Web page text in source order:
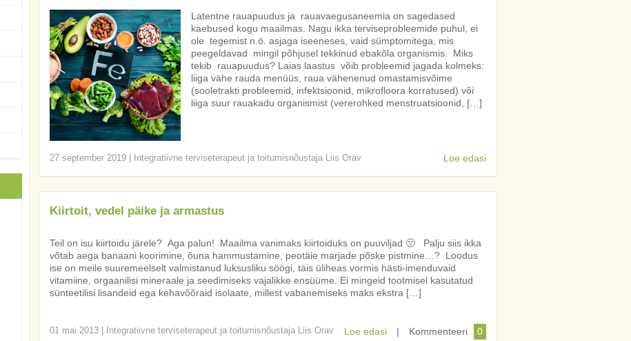
Latentne rauapuudus ja rauavaegusaneemia on sagedased
kaebused kogu maailmas. Nagu ikka terviseprobleemide puhul, ei
ole tegemist n.ö. asjaga iseeneses, vaid sümptomitega, mis
peegeldavad mingil põhjusel tekkinud ebakõla organismis. Miks
tekib rauapuudus? Laias laastus võib probleemid jagada kolmeks:
liiga vähe rauda menüüs, raua vähenenud omastamisvõime
(sooletrakti probleemid, infektsioonid, mikrofloora korratused) või
liiga suur rauakadu organismist (vererohked menstruatsioonid, […]
27 september 2019| Integratiivne terviseterapeut ja toitumisnõustaja Liis Orav Loe edasi
Kiirtoit, vedel päike ja armastus
Teil on isu kiirtoidu järele? Aga palun! Maailma vanimaks kiirtoiduks on puuviljad 🙂 Palju siis ikka
võtab aega banaani koorimine, õuna hammustamine, peotäie marjade põske pistmine…? Loodus
ise on meile suuremeelselt valmistanud luksusliku söögi, täis üliheas vormis hästi-imenduvaid
vitamiine, orgaanilisi mineraale ja seedimiseks vajalikke ensüüme. Ei mingeid tootmisel kasutatud
sünteetilisi lisandeid ega kehavõõraid isolaate, millest vabanemiseks maks ekstra […]
01 mai 2013| Integratiivne terviseterapeut ja toitumisnõustaja Liis Orav Loe edasi | Kommenteeri 0